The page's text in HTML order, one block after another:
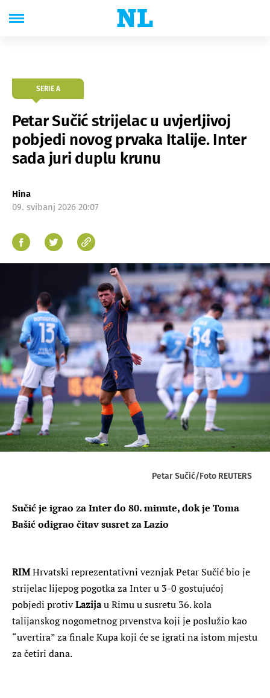
SERIE A
Petar Sučić strijelac u uvjerljivoj
pobjedi novog prvaka Italije. Inter
sada juri duplu krunu
Hina
09. svibanj 2026 20:07
Petar Sučić/Foto REUTERS
Sučić je igrao za Inter do 80. minute, dok je Toma
Bašić odigrao čitav susret za Lazio
RIMHrvatski reprezentativni veznjak Petar Sučić bio je
strijelac lijepog pogotka za Inter u 3-0 gostujućoj
pobjedi protivLazijau Rimu u susretu 36. kola
talijanskog nogometnog prvenstva koji je poslužio kao
“uvertira” za finale Kupa koji će se igrati na istom mjestu
za četiri dana.